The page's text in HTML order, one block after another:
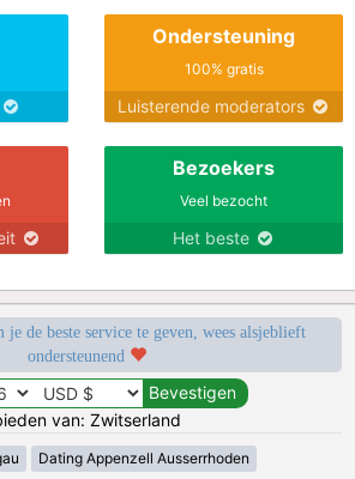
Ondersteuning
100% gratis
Luisterende moderators
Bezoekers
Veel bezocht
Het beste
je de beste service te geven, wees alsjeblieft
ondersteunend
van: Zwitserland
Dating Appenzell Ausserrhoden